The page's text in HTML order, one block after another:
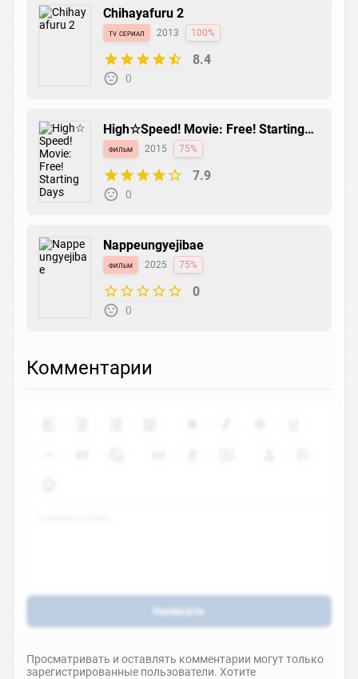
Chihayafuru 2
tv сериал 2013 100%
8.4
0
High☆Speed! Movie: Free! Starting
Days
фильм 2015 75%
7.9
0
Nappeungyejibae
фильм 2025 75%
0
0
Комментарии
Написать
Просматривать и оставлять комментарии могут только
зарегистрированные пользователи. Хотите